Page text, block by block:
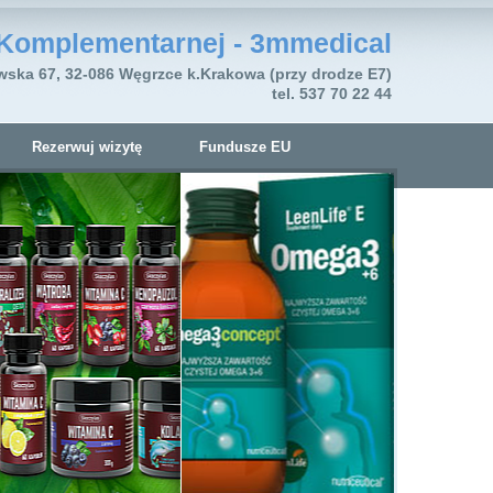
Rezerwuj wizytę Fundusze EU
- 3mmedical
67, 32-086 Węgrzce k.Krakowa (przy drodze E7)
tel. 537 70 22 44